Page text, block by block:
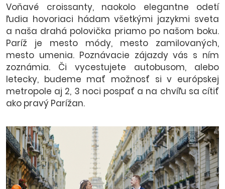
Voňavé croissanty, naokolo elegantne odetí
ľudia hovoriaci hádam všetkými jazykmi sveta
a naša drahá polovička priamo po našom boku.
Paríž je mesto módy, mesto zamilovaných,
mesto umenia. Poznávacie zájazdy vás s ním
zoznámia. Či vycestujete autobusom, alebo
letecky, budeme mať možnosť si v európskej
metropole aj 2, 3 noci pospať a na chvíľu sa cítiť
ako pravý Parížan.